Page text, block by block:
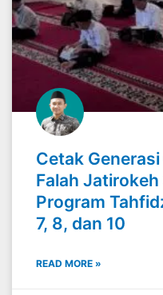
Cetak Generasi
Falah
Program
7, 8, dan 10
READ MORE »